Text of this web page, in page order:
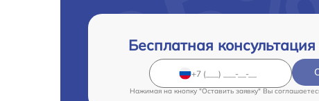
Бесплатная
Нажимая на кнопку "Оставить заявку" Вы